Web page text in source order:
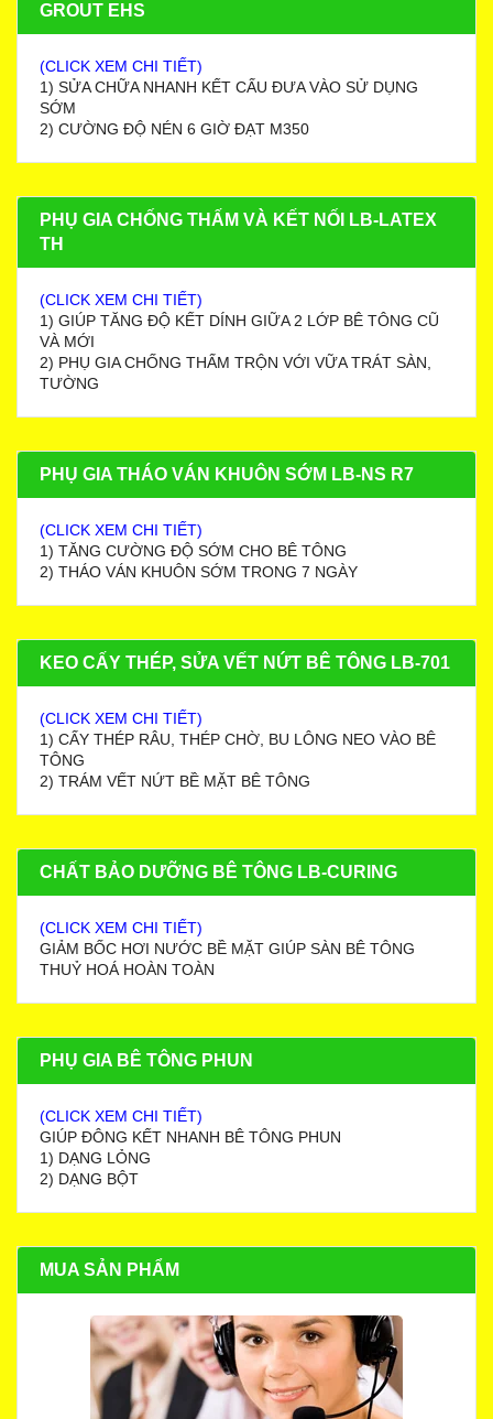
GROUT EHS
(CLICK XEM CHI TIẾT)
1) SỬA CHỮA NHANH KẾT CẤU ĐƯA VÀO SỬ DỤNG
SỚM
2) CƯỜNG ĐỘ NÉN 6 GIỜ ĐẠT M350
PHỤ GIA CHỐNG THẤM VÀ KẾT NỐI LB-LATEX
TH
(CLICK XEM CHI TIẾT)
1) GIÚP TĂNG ĐỘ KẾT DÍNH GIỮA 2 LỚP BÊ TÔNG CŨ
VÀ MỚI
2) PHỤ GIA CHỐNG THẤM TRỘN VỚI VỮA TRÁT SÀN,
TƯỜNG
PHỤ GIA THÁO VÁN KHUÔN SỚM LB-NS R7
(CLICK XEM CHI TIẾT)
1) TĂNG CƯỜNG ĐỘ SỚM CHO BÊ TÔNG
2) THÁO VÁN KHUÔN SỚM TRONG 7 NGÀY
KEO CẤY THÉP, SỬA VẾT NỨT BÊ TÔNG LB-701
(CLICK XEM CHI TIẾT)
1) CẤY THÉP RÂU, THÉP CHỜ, BU LÔNG NEO VÀO BÊ
TÔNG
2) TRÁM VẾT NỨT BỀ MẶT BÊ TÔNG
CHẤT BẢO DƯỠNG BÊ TÔNG LB-CURING
(CLICK XEM CHI TIẾT)
GIẢM BỐC HƠI NƯỚC BỀ MẶT GIÚP SÀN BÊ TÔNG
THUỶ HOÁ HOÀN TOÀN
PHỤ GIA BÊ TÔNG PHUN
(CLICK XEM CHI TIẾT)
GIÚP ĐÔNG KẾT NHANH BÊ TÔNG PHUN
1) DẠNG LỎNG
2) DẠNG BỘT
MUA SẢN PHẨM